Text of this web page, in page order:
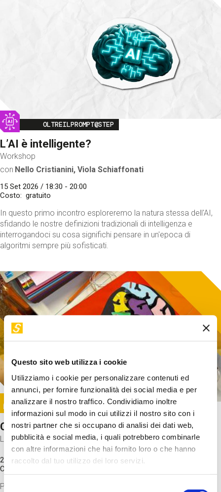
Questo sito web utilizza i cookie
Utilizziamo i cookie per personalizzare contenuti ed
annunci, per fornire funzionalità dei social media e per
analizzare il nostro traffico. Condividiamo inoltre
informazioni sul modo in cui utilizzi il nostro sito con i
nostri partner che si occupano di analisi dei dati web,
pubblicità e social media, i quali potrebbero combinarle
con altre informazioni che hai fornito loro o che hanno
raccolto dal tuo utilizzo dei loro servizi.
Selezione
Image
OLTREILPROMPT@STEP
L’AI è intelligente?
Workshop
con Nello Cristianini, Viola Schiaffonati
15 Set 2026 / 18:30 - 20:00
Costo
gratuito
In questo primo incontro esploreremo la natura stessa dell'AI,
sfidando le nostre definizioni tradizionali di intelligenza e
interrogandoci su cosa significhi pensare in un'epoca di
algoritmi sempre più sofisticati.
Image
SUNDAY@STEP
Come funziona il cervello?
Laboratorio
20 Set 2026 / 11:15 - 13:00
Costo
Proveremo a costruire un cervello in cartoncino cercando di